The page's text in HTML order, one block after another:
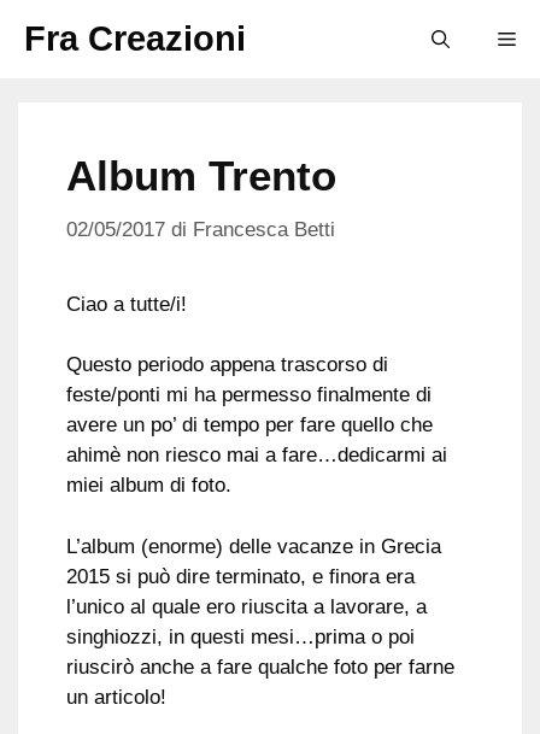
Fra Creazioni
Album Trento
02/05/2017 di Francesca Betti
Ciao a tutte/i!
Questo periodo appena trascorso di
feste/ponti mi ha permesso finalmente di
avere un po’ di tempo per fare quello che
ahimè non riesco mai a fare…dedicarmi ai
miei album di foto.
L’album (enorme) delle vacanze in Grecia
2015 si può dire terminato, e finora era
l’unico al quale ero riuscita a lavorare, a
singhiozzi, in questi mesi…prima o poi
riuscirò anche a fare qualche foto per farne
un articolo!